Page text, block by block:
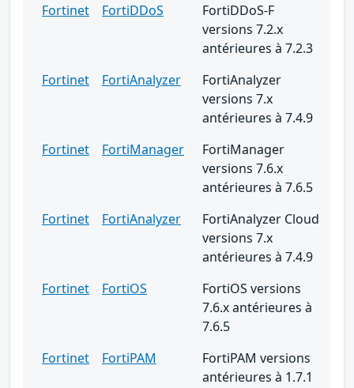
Fortinet
FortiDDoS
FortiDDoS-F
versions 7.2.x
antérieures à 7.2.3
Fortinet
FortiAnalyzer
FortiAnalyzer
versions 7.x
antérieures à 7.4.9
Fortinet
FortiManager
FortiManager
versions 7.6.x
antérieures à 7.6.5
Fortinet
FortiAnalyzer
FortiAnalyzer Cloud
versions 7.x
antérieures à 7.4.9
Fortinet
FortiOS
FortiOS versions
7.6.x antérieures à
7.6.5
Fortinet
FortiPAM
FortiPAM versions
antérieures à 1.7.1